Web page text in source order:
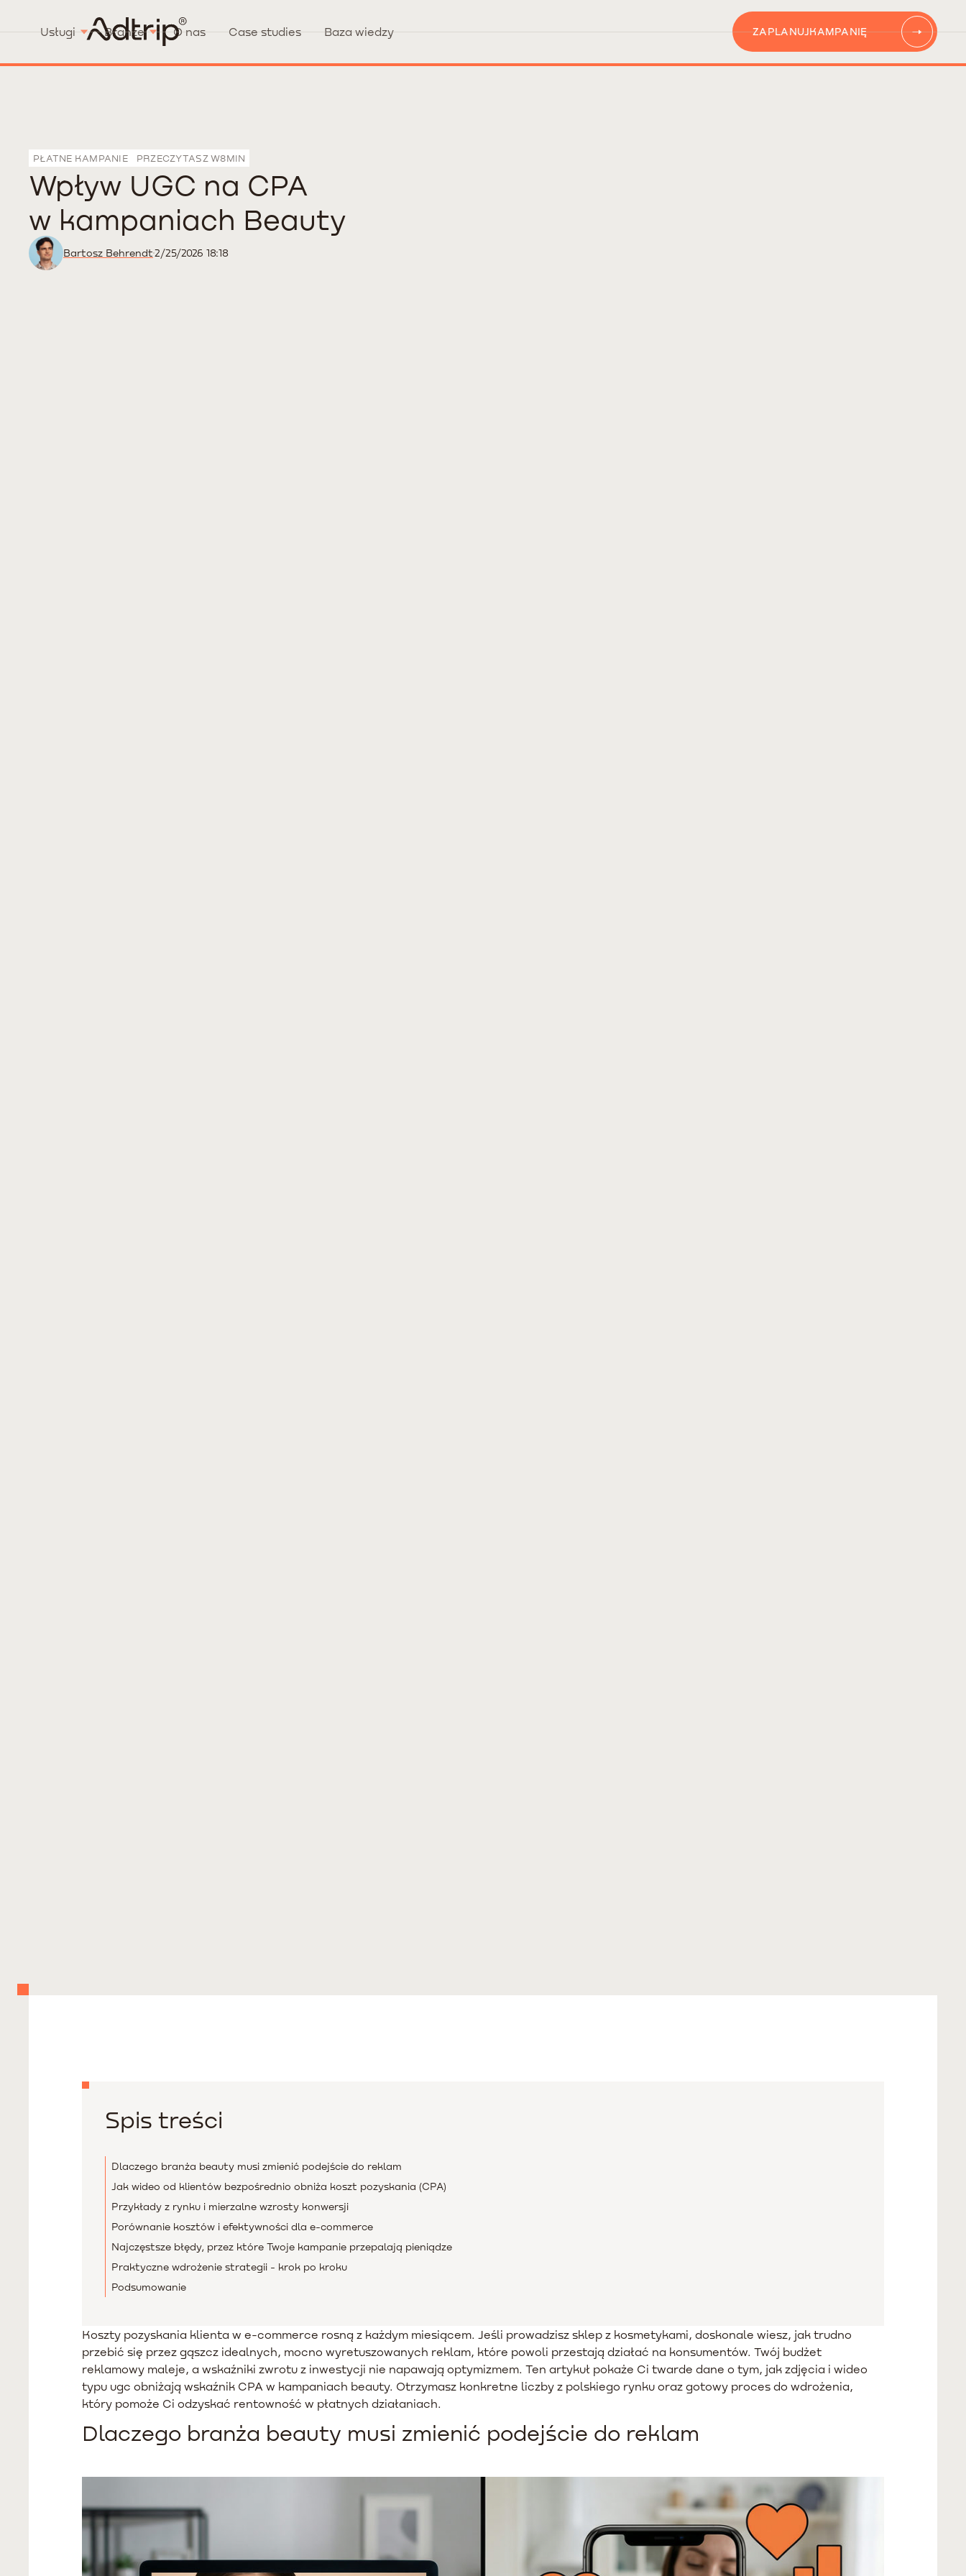
Usługi Branże O nas Case studies Baza wiedzy ZAPLANUJKAMPANIĘ
PŁATNE KAMPANIE PRZECZYTASZ W8MIN
Wpływ UGC na CPA
w kampaniach Beauty
Bartosz Behrendt2/25/2026 18:18
Spis treści
Dlaczego branża beauty musi zmienić podejście do reklam
Jak wideo od klientów bezpośrednio obniża koszt pozyskania (CPA)
Przykłady z rynku i mierzalne wzrosty konwersji
Porównanie kosztów i efektywności dla e-commerce
Najczęstsze błędy, przez które Twoje kampanie przepalają pieniądze
Praktyczne wdrożenie strategii - krok po kroku
Podsumowanie
Koszty pozyskania klienta w e-commerce rosną z każdym miesiącem. Jeśli prowadzisz sklep z kosmetykami, doskonale wiesz, jak trudno
przebić się przez gąszcz idealnych, mocno wyretuszowanych reklam, które powoli przestają działać na konsumentów. Twój budżet
reklamowy maleje, a wskaźniki zwrotu z inwestycji nie napawają optymizmem. Ten artykuł pokaże Ci twarde dane o tym, jak zdjęcia i wideo
typu ugc obniżają wskaźnik CPA w kampaniach beauty. Otrzymasz konkretne liczby z polskiego rynku oraz gotowy proces do wdrożenia,
który pomoże Ci odzyskać rentowność w płatnych działaniach.
Dlaczego branża beauty musi zmienić podejście do reklam